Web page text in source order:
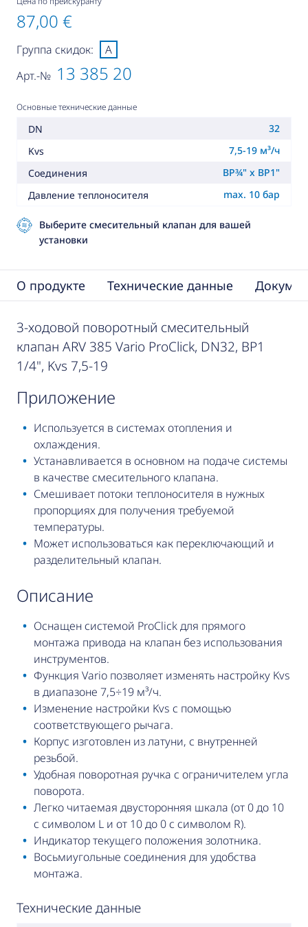
87,00 €
Арт.-№ 13 385 20
Группа скидок: A
Основные технические данные
DN
32
Kvs
7,5-19 м³/ч
Соединения
ВР¾" x ВР1"
Давление теплоносителя
max. 10 бар
Выберите смесительный клапан для вашей
установки
О продукте Технические данные
3-ходовой поворотный смесительный
клапан ARV 385 Vario ProClick, DN32, ВР1
1/4", Kvs 7,5-19
приложение
Используется в системах отопления и
охлаждения.
Устанавливается в основном на подаче системы
в качестве смесительного клапана.
Смешивает потоки теплоносителя в нужных
пропорциях для получения требуемой
температуры.
Может использоваться как переключающий и
разделительный клапан.
описание
Оснащен системой ProClick для прямого
монтажа привода на клапан без использования
инструментов.
Функция Vario позволяет изменять настройку Kvs
в диапазоне 7,5÷19 м³/ч.
Изменение настройки Kvs с помощью
соответствующего рычага.
Корпус изготовлен из латуни, с внутренней
резьбой.
Удобная поворотная ручка с ограничителем угла
поворота.
Легко читаемая двусторонняя шкала (от 0 до 10
с символом L и от 10 до 0 с символом R).
Индикатор текущего положения золотника.
Восьмиугольные соединения для удобства
монтажа.
Технические данные